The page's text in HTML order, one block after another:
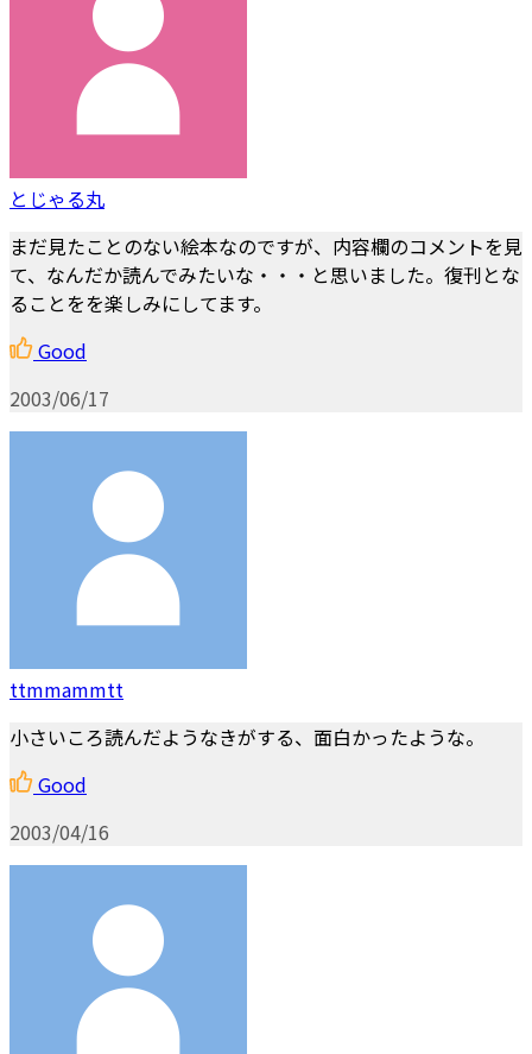
とじゃる丸
まだ見たことのない絵本なのですが、内容欄のコメントを見
て、なんだか読んでみたいな・・・と思いました。復刊とな
ることをを楽しみにしてます。
Good
2003/06/17
ttmmammtt
小さいころ読んだようなきがする、面白かったような。
Good
2003/04/16